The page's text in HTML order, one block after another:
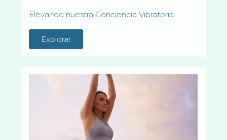
Elevando nuestra Conciencia Vibratoria.
Explorar